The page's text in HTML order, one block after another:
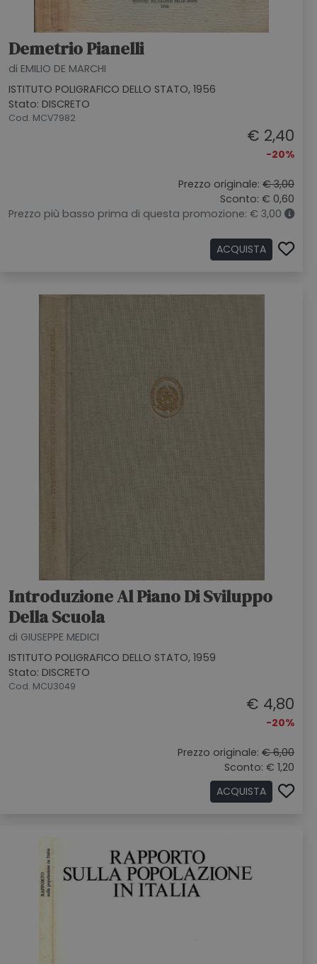
Demetrio Pianelli
di EMILIO DE MARCHI
ISTITUTO POLIGRAFICO DELLO STATO, 1956
Stato: DISCRETO
Cod. MCV7982
€ 2,40
-20%
Prezzo originale: € 3,00
Sconto: € 0,60
Prezzo più basso prima di questa promozione: € 3,00
ACQUISTA
Introduzione Al Piano Di Sviluppo
Della Scuola
di GIUSEPPE MEDICI
ISTITUTO POLIGRAFICO DELLO STATO, 1959
Stato: DISCRETO
Cod. MCU3049
€ 4,80
-20%
Prezzo originale: € 6,00
Sconto: € 1,20
ACQUISTA